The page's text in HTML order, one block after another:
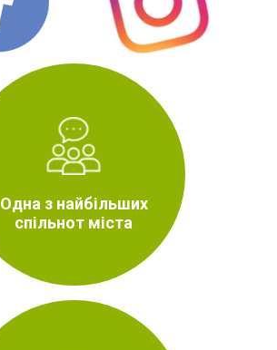
Одна з найбільших
спільнот міста